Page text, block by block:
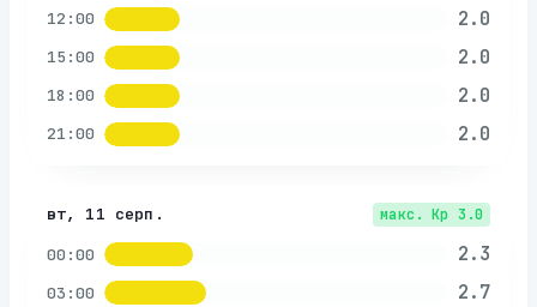
12:00 2.0
15:00 2.0
18:00 2.0
21:00 2.0
вт, 11 серп. макс. Kp 3.0
00:00 2.3
03:00 2.7